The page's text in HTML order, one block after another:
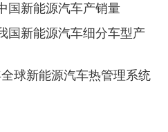
国新能源汽车产销量
国新能源汽车细分车型产
球新能源汽车热管理系统